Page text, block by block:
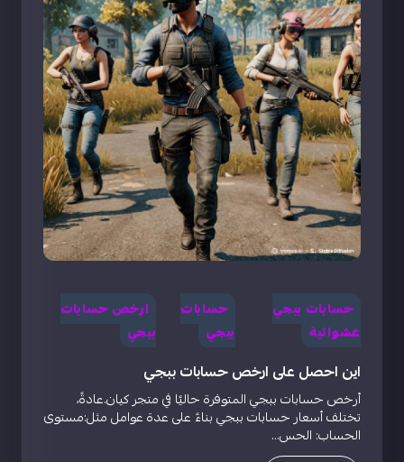
حسابات ببجي
عشوائية
حسابات
ببجي
ارخص حسابات
ببجي
اين احصل على ارخص حسابات ببجي
أرخص حسابات ببجي المتوفرة حاليًا في متجر كيان.عادةً،
تختلف أسعار حسابات ببجي بناءً على عدة عوامل مثل:مستوى
الحساب: الحس...